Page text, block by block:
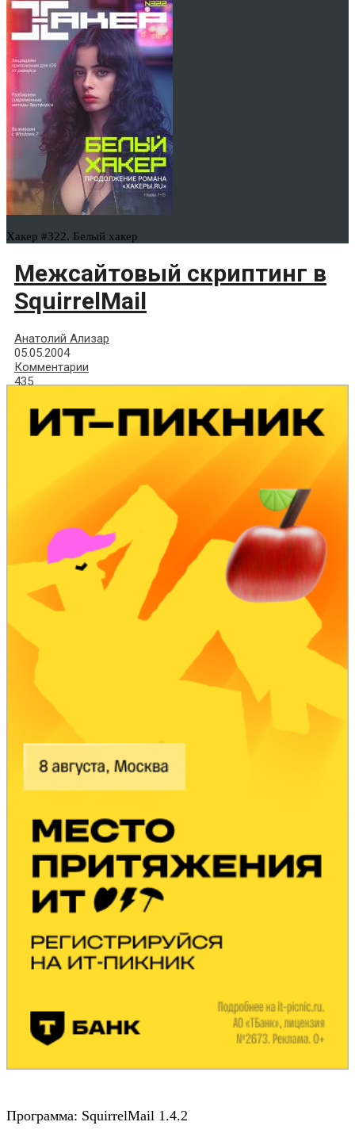
Хакер #322. Белый хакер
Межсайтовый скриптинг в
SquirrelMail
Анатолий Ализар
05.05.2004
Комментарии
435
Программа: SquirrelMail 1.4.2